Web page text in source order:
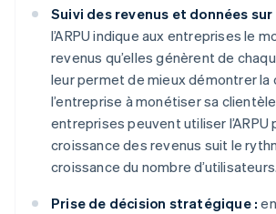
Suivi des revenus et données sur
l’ARPU indique aux entreprises le
revenus qu’elles génèrent de
leur permet de mieux démontrer la
l’entreprise à monétiser sa
entreprises peuvent utiliser l’ARPU
croissance des revenus suit le
croissance du nombre d’utilisateurs.
Prise de décision stratégique :